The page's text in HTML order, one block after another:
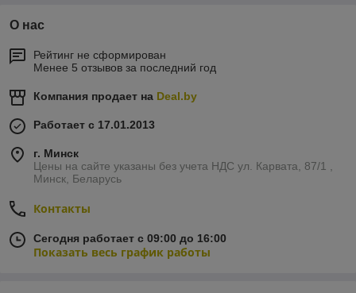
О нас
Рейтинг не сформирован
Менее 5 отзывов за последний год
Компания продает на Deal.by
Работает с 17.01.2013
г. Минск
Цены на сайте указаны без учета НДС ул. Карвата, 87/1 ,
Минск, Беларусь
Контакты
Сегодня работает с 09:00 до 16:00
Показать весь график работы